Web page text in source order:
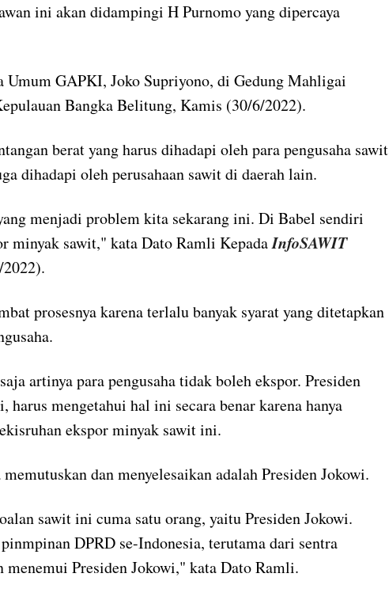
ini akan didampingi H Purnomo yang dipercaya
GAPKI, Joko Supriyono, di Gedung Mahligai
Bangka Belitung, Kamis (30/6/2022).
berat yang harus dihadapi oleh para pengusaha sawit
dihadapi oleh perusahaan sawit di daerah lain.
menjadi problem kita sekarang ini. Di Babel sendiri
minyak sawit," kata Dato Ramli KepadaInfoSAWIT
prosesnya karena terlalu banyak syarat yang ditetapkan
artinya para pengusaha tidak boleh ekspor. Presiden
mengetahui hal ini secara benar karena hanya
ekspor minyak sawit ini.
dan menyelesaikan adalah Presiden Jokowi.
sawit ini cuma satu orang, yaitu Presiden Jokowi.
DPRD se-Indonesia, terutama dari sentra
Presiden Jokowi," kata Dato Ramli.